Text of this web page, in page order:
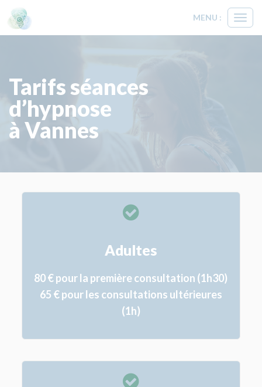
MENU :
Tarifs séances
d’hypnose
à Vannes
Adultes
80 € pour la première consultation (1h30)
65 € pour les consultations ultérieures
(1h)